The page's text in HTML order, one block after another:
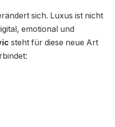
sich. Luxus ist nicht
emotional und
steht für diese neue Art